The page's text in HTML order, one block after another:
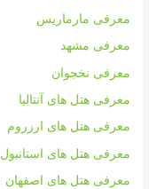
معرفی مارماریس
معرفی مشهد
معرفی نخجوان
معرفی هتل های آنتالیا
معرفی هتل های ارزروم
معرفی هتل های استانبول
معرفی هتل های اصفهان